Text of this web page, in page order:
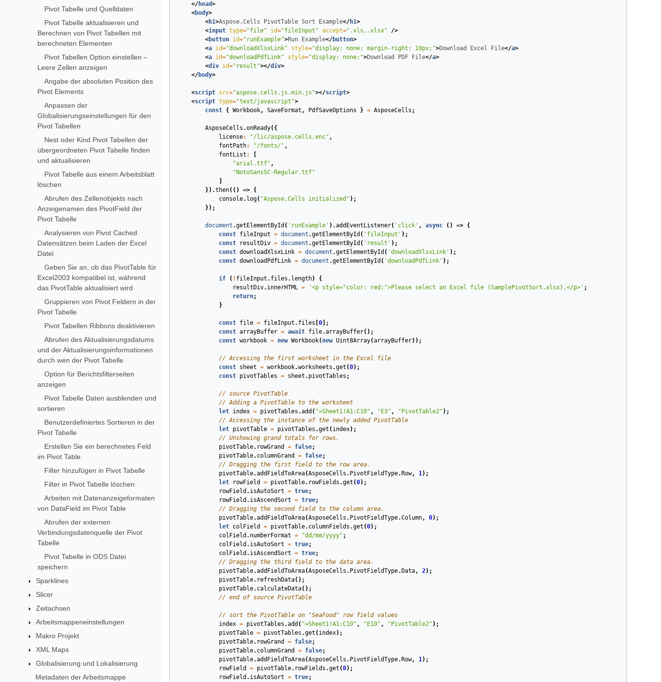
Pivot Tabelle und Quelldaten
Pivot Tabelle aktualisieren und
Berechnen von Pivot Tabellen mit
berechneten Elementen
Pivot Tabellen Option einstellen –
Leere Zellen anzeigen
Angabe der absoluten Position des
Pivot Elements
Anpassen der
Globalisierungseinstellungen für den
Pivot Tabellen
Nest oder Kind Pivot Tabellen der
übergeordneten Pivot Tabelle finden
und aktualisieren
Pivot Tabelle aus einem Arbeitsblatt
löschen
Abrufen des Zellenobjekts nach
Anzeigenamen des PivotField der
Pivot Tabelle
Analysieren von Pivot Cached
Datensätzen beim Laden der Excel
Datei
Geben Sie an, ob das PivotTable für
Excel2003 kompatibel ist, während
das PivotTable aktualisiert wird
Gruppieren von Pivot Feldern in der
Pivot Tabelle
Pivot Tabellen Ribbons deaktivieren
Abrufen des Aktualisierungsdatums
und der Aktualisierungsinformationen
durch wen der Pivot Tabelle
Option für Berichtsfilterseiten
anzeigen
Pivot Tabelle Daten ausblenden und
sortieren
Benutzerdefiniertes Sortieren in der
Pivot Tabelle
Erstellen Sie ein berechnetes Feld
im Pivot Table
Filter hinzufügen in Pivot Tabelle
Filter in Pivot Tabelle löschen
Arbeiten mit Datenanzeigeformaten
von DataField im Pivot Table
Abrufen der externen
Verbindungsdatenquelle der Pivot
Tabelle
Pivot Tabelle in ODS Datei
speichern
Sparklines
Slicer
Zeitachsen
Arbeitsmappeneinstellungen
Makro Projekt
XML Maps
Globalisierung und Lokalisierung
Metadaten der Arbeitsmappe
</head>
<body>
<h1>Aspose.Cells PivotTable Sort Example</h1>
<input type="file" id="fileInput" accept=".xls,.xlsx"
/>
<button id="runExample">Run Example</button>
<a id="downloadXlsxLink" style="display: none; margin-right: 10px;">Download Excel File</a>
<a id="downloadPdfLink" style="display: none;">Download PDF File</a>
<div id="result"></div>
</body>
<script src="aspose.cells.js.min.js"></script>
<script type="text/javascript">
const
{ Workbook, SaveFormat , PdfSaveOptions } = AsposeCells ;
AsposeCells .onReady({
license: "/lic/aspose.cells.enc" ,
fontPath: "/fonts/" ,
fontList :
"arial.ttf" ,
"NotoSansSC-Regular.ttf"
}).then( () =>
{
console. log( "Aspose.Cells initialized" );
});
document .getElementById ( 'runExample' ).addEventListener( 'click' , async () =>
{
const
fileInput = document .getElementById ( 'fileInput' );
const
resultDiv = document .getElementById ( 'result' );
const downloadXlsxLink = document .getElementById ( 'downloadXlsxLink' );
const downloadPdfLink = document .getElementById ( 'downloadPdfLink' );
if ( ! fileInput . files . length)
{
resultDiv. innerHTML = '<p style="color: red;">Please select an Excel file (SamplePivotSort.xlsx).</p>' ;
return;
}
const file = fileInput . files 0];
const arrayBuffer = await file.arrayBuffer();
const workbook = new Workbook( new Uint8Array(arrayBuffer));
// Accessing the first worksheet in the Excel file
const
sheet = workbook.worksheets .get (0);
const
pivotTables = sheet . pivotTables ;
// source PivotTable
// Adding a PivotTable to the worksheet
let
index = pivotTables .add ( "=Sheet1!A1:C10" , "E3" , "PivotTable2" );
// Accessing the instance of the newly added PivotTable
let
pivotTable = pivotTables .get ( index);
// Unshowing grand totals for rows.
pivotTable. rowGrand = false;
pivotTable. columnGrand = false;
// Dragging the first field to the row area.
pivotTable.addFieldToArea(AsposeCells . PivotFieldType. Row, 1);
let
rowField = pivotTable. rowFields .get (0);
rowField . isAutoSort = true;
rowField . isAscendSort = true;
// Dragging the second field to the column area.
pivotTable.addFieldToArea(AsposeCells . PivotFieldType.Column, 0);
let
colField = pivotTable. columnFields .get (0);
colField . numberFormat = "dd/mm/yyyy" ;
colField . isAutoSort = true;
colField . isAscendSort = true;
// Dragging the third field to the data area.
pivotTable.addFieldToArea(AsposeCells . PivotFieldType. Data, 2);
pivotTable. refreshData();
pivotTable. calculateData();
// end of source PivotTable
// sort the PivotTable on "SeaFood" row field values
index = pivotTables .add ( "=Sheet1!A1:C10" , "E10" , "PivotTable2" );
pivotTable = pivotTables .get ( index);
pivotTable. rowGrand = false;
pivotTable. columnGrand = false;
pivotTable.addFieldToArea(AsposeCells . PivotFieldType. Row, 1);
rowField
= pivotTable. rowFields .get (0);
rowField . isAutoSort = true;